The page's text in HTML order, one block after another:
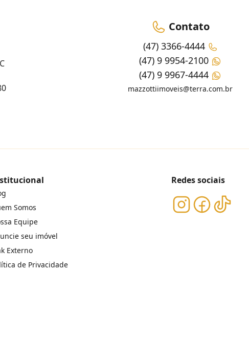
Contato
(47) 3366-4444
(47) 9 9954-2100
(47) 9 9967-4444
mazzottiimoveis@terra.com.br
Somos
Equipe
seu imóvel
Externo
de Privacidade
Redes sociais